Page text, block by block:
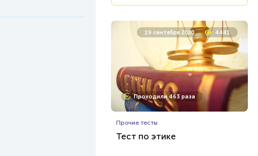
19 сентября 2020 4481
Проходили 463 раза
Прочие тесты
Тест по этике